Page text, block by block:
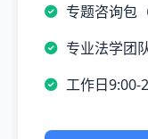
专题咨询包
专业法学团
工作日9:00-